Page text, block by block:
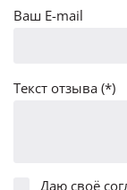
Ваш E-mail
Текст отзыва (*)
Даю своё